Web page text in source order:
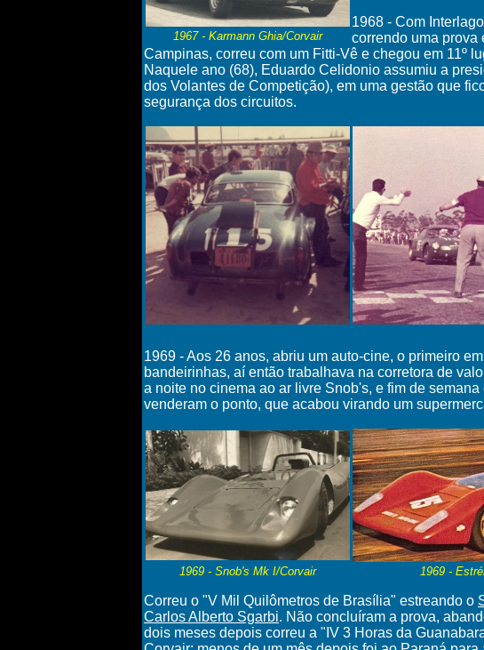
1967 - Karmann Ghia/Corvair
1968 - Com
correndo uma prova
Campinas, correu com um Fitti-Vê e chegou em 11º
Naquele ano (68), Eduardo Celidonio assumiu a
dos Volantes de Competição), em uma gestão que
segurança dos circuitos.
1969 - Aos 26 anos, abriu um auto-cine, o primeiro
bandeirinhas, aí então trabalhava na corretora de
a noite no cinema ao ar livre Snob's, e fim de
venderam o ponto, que acabou virando um
1969 - Snob's Mk I/Corvair 1969 -
Correu o "V Mil Quilômetros de Brasília" estreando o
Carlos Alberto Sgarbi. Não concluíram a prova,
dois meses depois correu a "IV 3 Horas da